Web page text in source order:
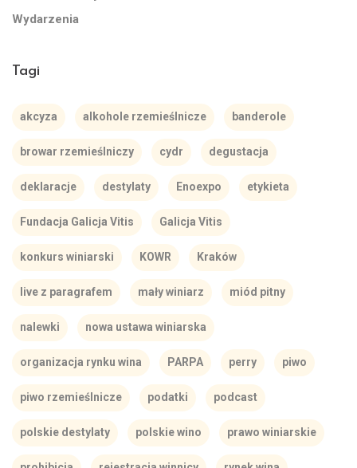
Wydarzenia
Tagi
akcyza alkohole rzemieślnicze banderole
browar rzemieślniczy cydr degustacja
deklaracje destylaty Enoexpo etykieta
Fundacja Galicja Vitis Galicja Vitis
konkurs winiarski KOWR Kraków
live z paragrafem mały winiarz miód pitny
nalewki nowa ustawa winiarska
organizacja rynku wina PARPA perry piwo
piwo rzemieślnicze podatki podcast
polskie destylaty polskie wino prawo winiarskie